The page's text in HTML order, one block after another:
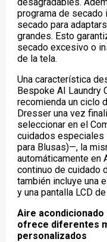
programa de
secado para
grandes. Esto
secado excesivo o
de la tela.
Una característica
Bespoke AI Laundry
recomienda un ciclo
Dresser una vez
seleccionar en el
cuidados
para Blusas)—, la
automáticamente en
continuo de cuidado
también incluye una
y una pantalla LCD
Aire acondicionado
ofrece diferentes
personalizados